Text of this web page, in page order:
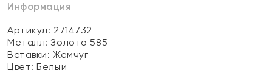
Информация
Артикул: 2714732
Металл:Золото 585
Вставки:Жемчуг
Цвет:Белый